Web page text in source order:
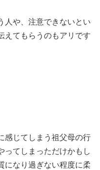
人や、注意できないとい
えてもらうのもアリです
感じてしまう祖父母の行
ってしまっただけかもし
になり過ぎない程度に柔